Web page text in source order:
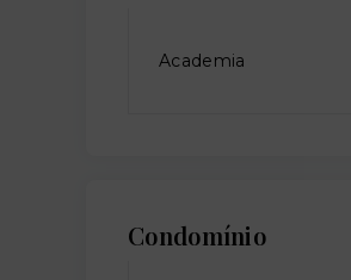
Academia
Condomínio